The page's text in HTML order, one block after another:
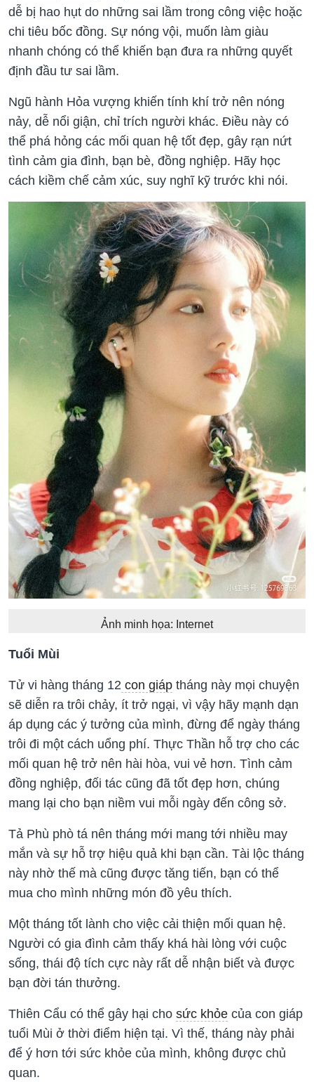
dễ bị hao hụt do những sai lầm trong công việc hoặc
chi tiêu bốc đồng. Sự nóng vội, muốn làm giàu
nhanh chóng có thể khiến bạn đưa ra những quyết
định đầu tư sai lầm.
Ngũ hành Hỏa vượng khiến tính khí trở nên nóng
nảy, dễ nổi giận, chỉ trích người khác. Điều này có
thể phá hỏng các mối quan hệ tốt đẹp, gây rạn nứt
tình cảm gia đình, bạn bè, đồng nghiệp. Hãy học
cách kiềm chế cảm xúc, suy nghĩ kỹ trước khi nói.
Ảnh minh họa: Internet
Tuổi Mùi
Tử vi hàng tháng 12 con giáp tháng này mọi chuyện
sẽ diễn ra trôi chảy, ít trở ngại, vì vậy hãy mạnh dạn
áp dụng các ý tưởng của mình, đừng để ngày tháng
trôi đi một cách uổng phí. Thực Thần hỗ trợ cho các
mối quan hệ trở nên hài hòa, vui vẻ hơn. Tình cảm
đồng nghiệp, đối tác cũng đã tốt đẹp hơn, chúng
mang lại cho bạn niềm vui mỗi ngày đến công sở.
Tả Phù phò tá nên tháng mới mang tới nhiều may
mắn và sự hỗ trợ hiệu quả khi bạn cần. Tài lộc tháng
này nhờ thế mà cũng được tăng tiến, bạn có thể
mua cho mình những món đồ yêu thích.
Một tháng tốt lành cho việc cải thiện mối quan hệ.
Người có gia đình cảm thấy khá hài lòng với cuộc
sống, thái độ tích cực này rất dễ nhận biết và được
bạn đời tán thưởng.
Thiên Cẩu có thể gây hại cho sức khỏe của con giáp
tuổi Mùi ở thời điểm hiện tại. Vì thế, tháng này phải
để ý hơn tới sức khỏe của mình, không được chủ
quan.